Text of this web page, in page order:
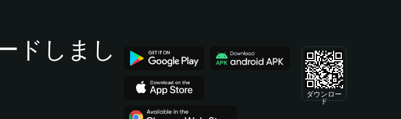
ドしまし
ダウンロー
ド